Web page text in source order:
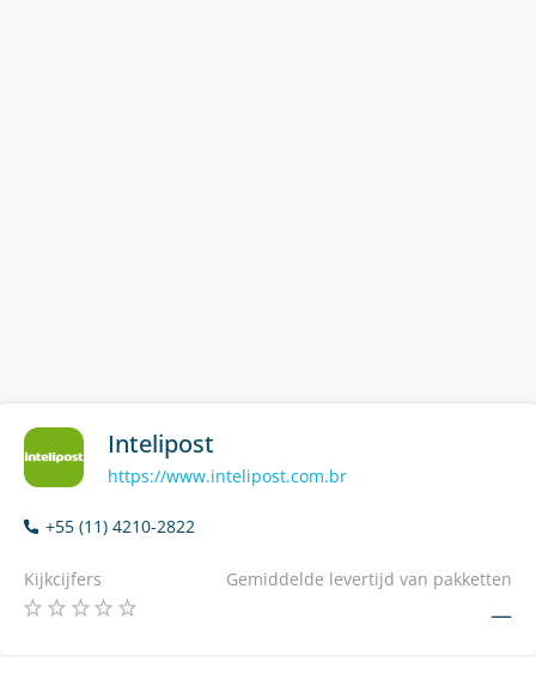
Intelipost
https://www.intelipost.com.br
+55 (11) 4210-2822
Kijkcijfers Gemiddelde levertijd van pakketten
—